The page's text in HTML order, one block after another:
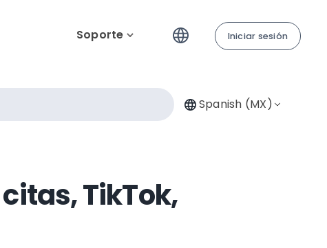
Soporte Iniciar sesión
Spanish (MX)
TikTok,